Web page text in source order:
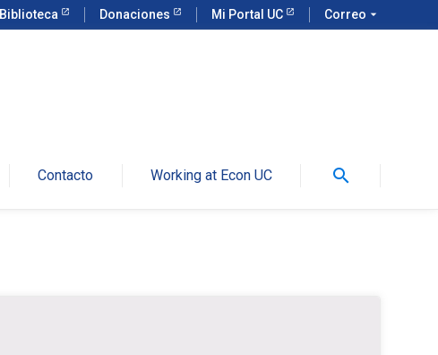
Biblioteca Donaciones Mi Portal UC Correo arrow_drop_down
Contacto Working at Econ UC search